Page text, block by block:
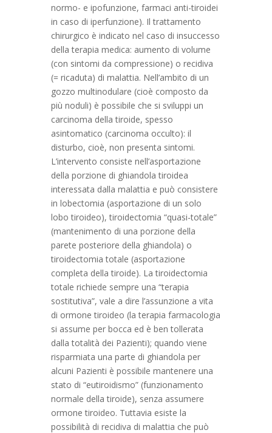
normo- e ipofunzione, farmaci anti-tiroidei
in caso di iperfunzione). Il trattamento
chirurgico è indicato nel caso di insuccesso
della terapia medica: aumento di volume
(con sintomi da compressione) o recidiva
(= ricaduta) di malattia. Nell’ambito di un
gozzo multinodulare (cioè composto da
più noduli) è possibile che si sviluppi un
carcinoma della tiroide, spesso
asintomatico (carcinoma occulto): il
disturbo, cioè, non presenta sintomi.
L’intervento consiste nell’asportazione
della porzione di ghiandola tiroidea
interessata dalla malattia e può consistere
in lobectomia (asportazione di un solo
lobo tiroideo), tiroidectomia “quasi-totale”
(mantenimento di una porzione della
parete posteriore della ghiandola) o
tiroidectomia totale (asportazione
completa della tiroide). La tiroidectomia
totale richiede sempre una “terapia
sostitutiva”, vale a dire l’assunzione a vita
di ormone tiroideo (la terapia farmacologia
si assume per bocca ed è ben tollerata
dalla totalità dei Pazienti); quando viene
risparmiata una parte di ghiandola per
alcuni Pazienti è possibile mantenere una
stato di “eutiroidismo” (funzionamento
normale della tiroide), senza assumere
ormone tiroideo. Tuttavia esiste la
possibilità di recidiva di malattia che può